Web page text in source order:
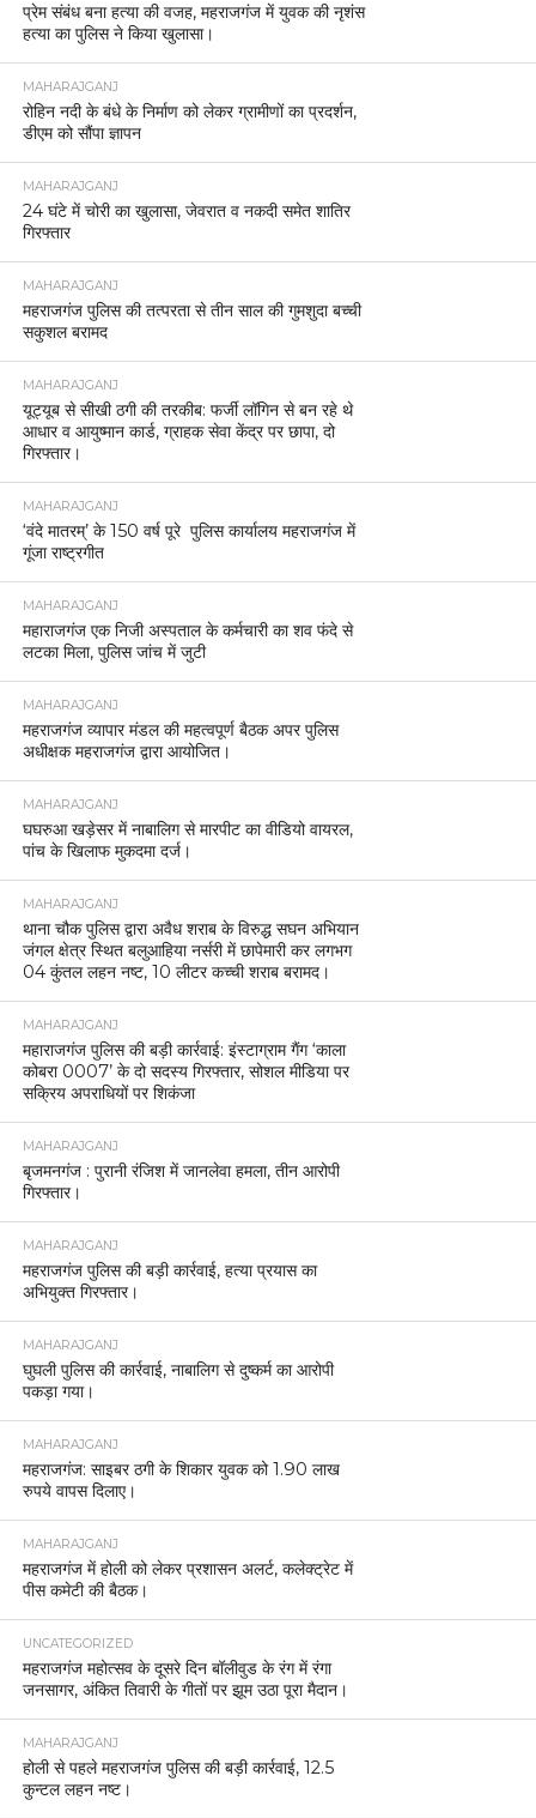
प्रेम संबंध बना हत्या की वजह, महराजगंज में युवक की नृशंस
हत्या का पुलिस ने किया खुलासा।
MAHARAJGANJ
रोहिन नदी के बंधे के निर्माण को लेकर ग्रामीणों का प्रदर्शन,
डीएम को सौंपा ज्ञापन
MAHARAJGANJ
24 घंटे में चोरी का खुलासा, जेवरात व नकदी समेत शातिर
गिरफ्तार
MAHARAJGANJ
महराजगंज पुलिस की तत्परता से तीन साल की गुमशुदा बच्ची
सकुशल बरामद
MAHARAJGANJ
यूट्यूब से सीखी ठगी की तरकीब: फर्जी लॉगिन से बन रहे थे
आधार व आयुष्मान कार्ड, ग्राहक सेवा केंद्र पर छापा, दो
गिरफ्तार।
MAHARAJGANJ
‘वंदे मातरम्’ के 150 वर्ष पूरे पुलिस कार्यालय महराजगंज में
गूंजा राष्ट्रगीत
MAHARAJGANJ
महाराजगंज एक निजी अस्पताल के कर्मचारी का शव फंदे से
लटका मिला, पुलिस जांच में जुटी
MAHARAJGANJ
महराजगंज व्यापार मंडल की महत्वपूर्ण बैठक अपर पुलिस
अधीक्षक महराजगंज द्वारा आयोजित।
MAHARAJGANJ
घघरुआ खड़ेसर में नाबालिग से मारपीट का वीडियो वायरल,
पांच के खिलाफ मुकदमा दर्ज।
MAHARAJGANJ
थाना चौक पुलिस द्वारा अवैध शराब के विरुद्ध सघन अभियान
जंगल क्षेत्र स्थित बलुआहिया नर्सरी में छापेमारी कर लगभग
04 कुंतल लहन नष्ट, 10 लीटर कच्ची शराब बरामद।
MAHARAJGANJ
महाराजगंज पुलिस की बड़ी कार्रवाई: इंस्टाग्राम गैंग ‘काला
कोबरा 0007’ के दो सदस्य गिरफ्तार, सोशल मीडिया पर
सक्रिय अपराधियों पर शिकंजा
MAHARAJGANJ
बृजमनगंज : पुरानी रंजिश में जानलेवा हमला, तीन आरोपी
गिरफ्तार।
MAHARAJGANJ
महराजगंज पुलिस की बड़ी कार्रवाई, हत्या प्रयास का
अभियुक्त गिरफ्तार।
MAHARAJGANJ
घुघली पुलिस की कार्रवाई, नाबालिग से दुष्कर्म का आरोपी
पकड़ा गया।
MAHARAJGANJ
महराजगंज: साइबर ठगी के शिकार युवक को 1.90 लाख
रुपये वापस दिलाए।
MAHARAJGANJ
महराजगंज में होली को लेकर प्रशासन अलर्ट, कलेक्ट्रेट में
पीस कमेटी की बैठक।
UNCATEGORIZED
महराजगंज महोत्सव के दूसरे दिन बॉलीवुड के रंग में रंगा
जनसागर, अंकित तिवारी के गीतों पर झूम उठा पूरा मैदान।
MAHARAJGANJ
होली से पहले महराजगंज पुलिस की बड़ी कार्रवाई, 12.5
कुन्टल लहन नष्ट।